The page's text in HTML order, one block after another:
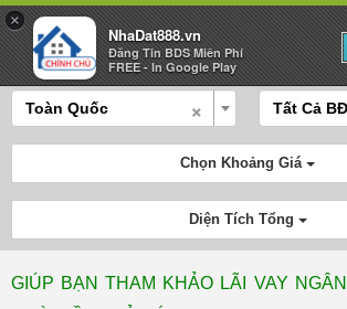
Mua Bán Cho Thuê Tính Lãi
×
Toàn Quốc Tất Cả
Chọn Khoảng Giá
Diện Tích Tổng
GIÚP BẠN THAM KHẢO LÃI VAY
×
NhaDat888.vn
Đăng Tin BDS Miên Phí
FREE - In Google Play